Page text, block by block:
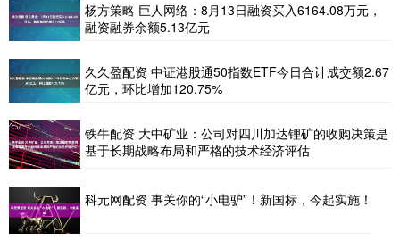
杨方策略 巨人网络：8月13日融资买入6164.08万元，
融资融券余额5.13亿元
久久盈配资 中证港股通50指数ETF今日合计成交额2.67
亿元，环比增加120.75%
铁牛配资 大中矿业：公司对四川加达锂矿的收购决策是
基于长期战略布局和严格的技术经济评估
科元网配资 事关你的“小电驴”！新国标，今起实施！